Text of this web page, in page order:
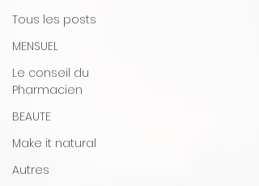
Tous les posts
MENSUEL
Le conseil du
Pharmacien
BEAUTE
Make it natural
Autres